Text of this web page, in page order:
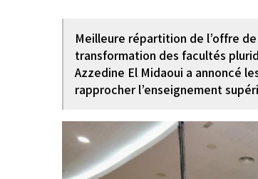
Meilleure répartition de l’offre
transformation des facultés
Azzedine El Midaoui a annoncé
rapprocher l’enseignement